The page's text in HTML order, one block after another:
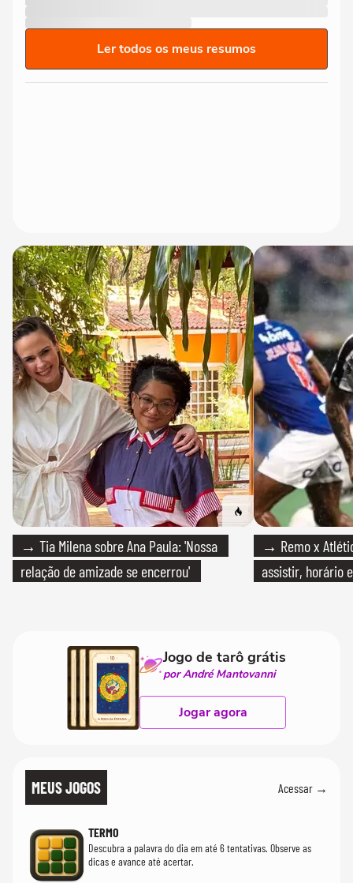
Ler todos os meus resumos
→ Tia Milena sobre Ana Paula: 'Nossa
relação de amizade se encerrou'
→ Remo x
assistir, horário
Jogo de tarô grátis
por André Mantovanni
Jogar agora
MEUS JOGOS Acessar →
TERMO
Descubra a palavra do dia em até 6 tentativas. Observe as
dicas e avance até acertar.